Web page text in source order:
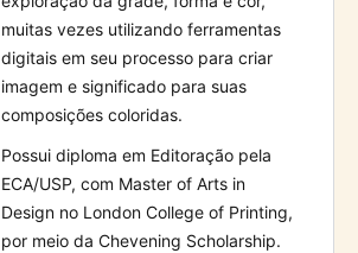
muitas vezes utilizando ferramentas
digitais em seu processo para criar
imagem e significado para suas
composições coloridas.
Possui diploma em Editoração pela
ECA/USP, com Master of Arts in
Design no London College of Printing,
por meio da Chevening Scholarship.